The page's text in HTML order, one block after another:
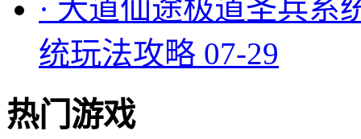
· 大道仙途极道圣兵系
统玩法攻略 07-29
热门游戏